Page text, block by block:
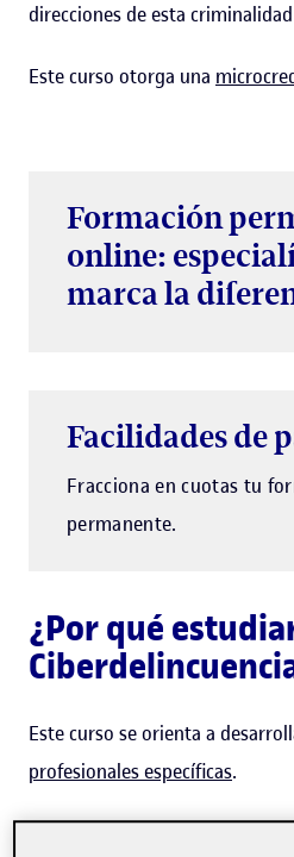
direcciones de esta
Este curso otorga una
Formación
online:
marca la
Facilidades de
Fracciona en cuotas tu
permanente.
¿Por qué
Este curso se orienta a
profesionales específicas.